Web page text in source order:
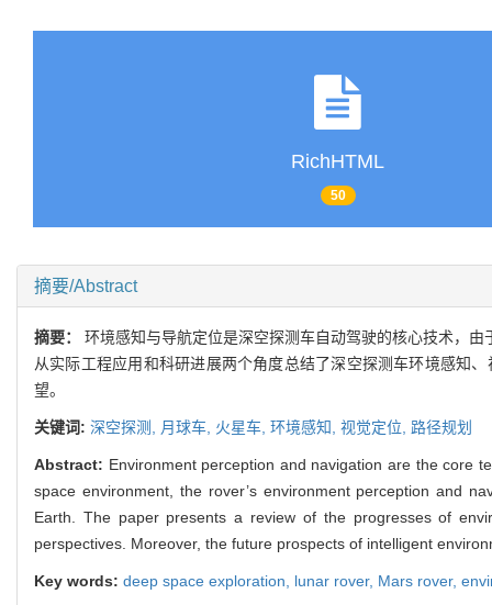
RichHTML
50
摘要/Abstract
摘要： 环境感知与导航定位是深空探测车自动驾驶的核心技术，
从实际工程应用和科研进展两个角度总结了深空探测车环境感知
望。
关键词: 深空探测, 月球车, 火星车, 环境感知, 视觉定位, 路径规划
Abstract: Environment perception and navigation are the core
space environment, the rover’s environment perception and
Earth. The paper presents a review of the progresses of
perspectives. Moreover, the future prospects of intelligent
Key words: deep space exploration, lunar rover, Mars rover,